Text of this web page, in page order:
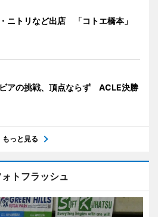
ニトリなど出店 「コトエ橋本」
アの挑戦、頂点ならず ACLE決勝
もっと見る
ォトフラッシュ